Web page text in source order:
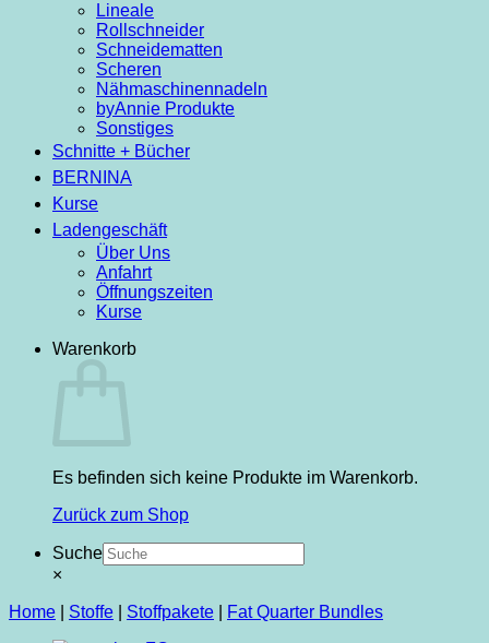
Lineale
Rollschneider
Schneidematten
Scheren
Nähmaschinennadeln
byAnnie Produkte
Sonstiges
Schnitte + Bücher
BERNINA
Kurse
Ladengeschäft
Über Uns
Anfahrt
Öffnungszeiten
Kurse
Warenkorb
Es befinden sich keine Produkte im Warenkorb.
Zurück zum Shop
Suche
×
Home
Stoffe Stoffpakete Fat Quarter Bundles